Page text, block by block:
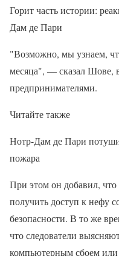
Горит часть истории:
Дам де Пари
"Возможно, мы узнаем,
месяца", — сказал Шове,
предпринимателями.
Читайте также
Нотр-Дам де Пари
пожара
При этом он добавил, что
получить доступ к нефу
безопасности. В то же
что следователи
компьютерным сбоем или